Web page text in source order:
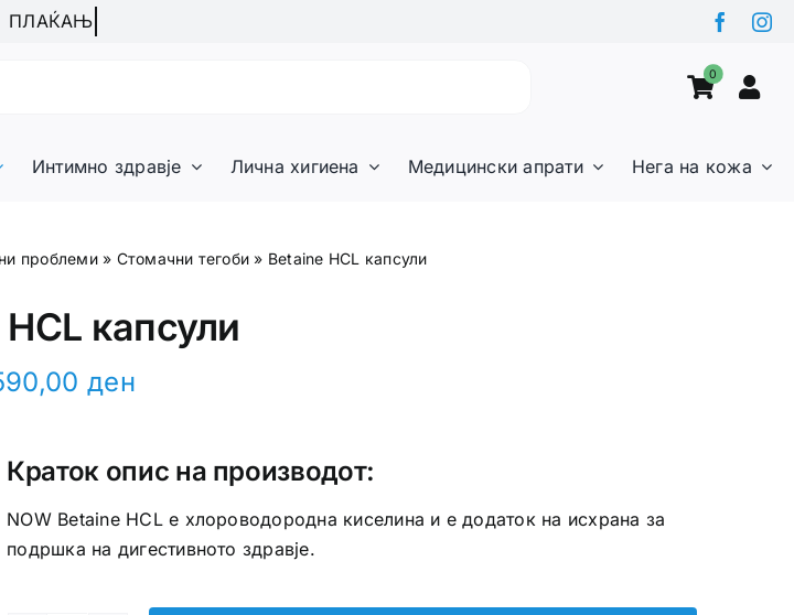
0
Интимно здравје Лична хигиена Медицински апрати Нега на кожа
проблеми» Стомачни тегоби » Betaine HCL капсули
капсули
ден
Краток опис на производот:
NOW Betaine HCL е хлороводородна киселина и е додаток на исхрана за
подршка на дигестивното здравје.